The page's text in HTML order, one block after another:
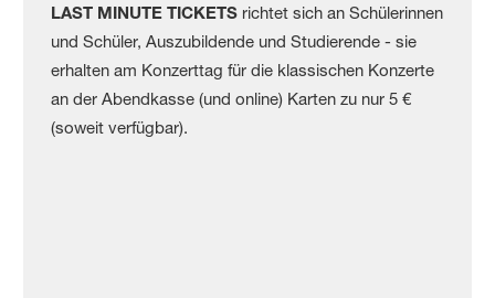
LAST MINUTE TICKETS richtet sich an Schülerinnen
und Schüler, Auszubildende und Studierende - sie
erhalten am Konzerttag für die klassischen Konzerte
an der Abendkasse (und online) Karten zu nur 5 €
(soweit verfügbar).